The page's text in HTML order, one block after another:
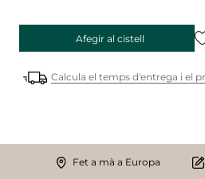
Afegir al cistell
Calcula el temps d'entrega i el
Fet a mà a Europa